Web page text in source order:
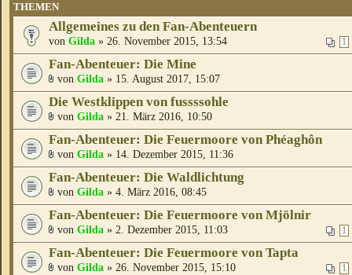
THEMEN
Allgemeines zu den Fan-Abenteuern
1
von Gilda » 26. November 2015, 13:54
Fan-Abenteuer: Die Mine
von Gilda » 15. August 2017, 15:07
Die Westklippen von fussssohle
von Gilda » 21. März 2016, 10:50
Fan-Abenteuer: Die Feuermoore von Phéaghôn
von Gilda » 14. Dezember 2015, 11:36
Fan-Abenteuer: Die Waldlichtung
von Gilda » 4. März 2016, 08:45
Fan-Abenteuer: Die Feuermoore von Mjölnir
1
von Gilda » 2. Dezember 2015, 11:03
Fan-Abenteuer: Die Feuermoore von Tapta
1
von Gilda » 26. November 2015, 15:10